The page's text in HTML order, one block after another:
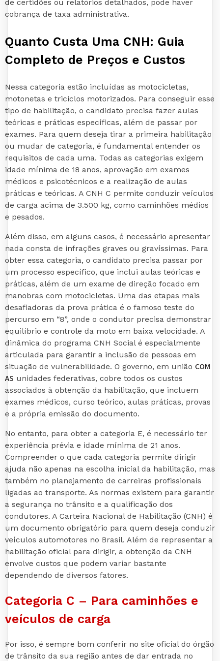
de certidões ou relatórios detalhados, pode haver
cobrança de taxa administrativa.
Quanto Custa Uma CNH: Guia
Completo de Preços e Custos
Nessa categoria estão incluídas as motocicletas,
motonetas e triciclos motorizados. Para conseguir esse
tipo de habilitação, o candidato precisa fazer aulas
teóricas e práticas específicas, além de passar por
exames. Para quem deseja tirar a primeira habilitação
ou mudar de categoria, é fundamental entender os
requisitos de cada uma. Todas as categorias exigem
idade mínima de 18 anos, aprovação em exames
médicos e psicotécnicos e a realização de aulas
práticas e teóricas. A CNH C permite conduzir veículos
de carga acima de 3.500 kg, como caminhões médios
e pesados.
Além disso, em alguns casos, é necessário apresentar
nada consta de infrações graves ou gravíssimas. Para
obter essa categoria, o candidato precisa passar por
um processo específico, que inclui aulas teóricas e
práticas, além de um exame de direção focado em
manobras com motocicletas. Uma das etapas mais
desafiadoras da prova prática é o famoso teste do
percurso em “8”, onde o condutor precisa demonstrar
equilíbrio e controle da moto em baixa velocidade. A
dinâmica do programa CNH Social é especialmente
articulada para garantir a inclusão de pessoas em
situação de vulnerabilidade. O governo, em união COM
AS unidades federativas, cobre todos os custos
associados à obtenção da habilitação, que incluem
exames médicos, curso teórico, aulas práticas, provas
e a própria emissão do documento.
No entanto, para obter a categoria E, é necessário ter
experiência prévia e idade mínima de 21 anos.
Compreender o que cada categoria permite dirigir
ajuda não apenas na escolha inicial da habilitação, mas
também no planejamento de carreiras profissionais
ligadas ao transporte. As normas existem para garantir
a segurança no trânsito e a qualificação dos
condutores. A Carteira Nacional de Habilitação (CNH) é
um documento obrigatório para quem deseja conduzir
veículos automotores no Brasil. Além de representar a
habilitação oficial para dirigir, a obtenção da CNH
envolve custos que podem variar bastante
dependendo de diversos fatores.
Categoria C – Para caminhões e
veículos de carga
Por isso, é sempre bom conferir no site oficial do órgão
de trânsito da sua região antes de dar entrada no